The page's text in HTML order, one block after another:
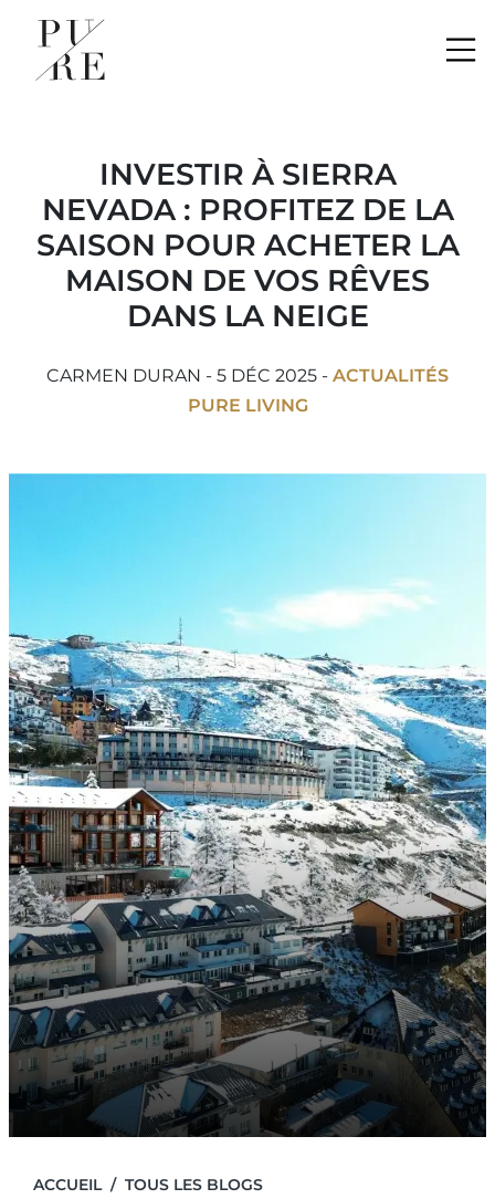
INVESTIR À SIERRA
NEVADA : PROFITEZ DE LA
SAISON POUR ACHETER LA
MAISON DE VOS RÊVES
DANS LA NEIGE
CARMEN DURAN - 5 DÉC 2025 - ACTUALITÉS
PURE LIVING
ACCUEIL
TOUS LES BLOGS